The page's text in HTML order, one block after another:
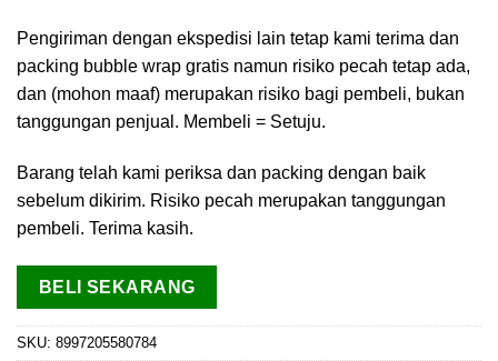
Pengiriman dengan ekspedisi lain tetap kami terima dan
packing bubble wrap gratis namun risiko pecah tetap ada,
dan (mohon maaf) merupakan risiko bagi pembeli, bukan
tanggungan penjual. Membeli = Setuju.
Barang telah kami periksa dan packing dengan baik
sebelum dikirim. Risiko pecah merupakan tanggungan
pembeli. Terima kasih.
BELI SEKARANG
SKU: 8997205580784